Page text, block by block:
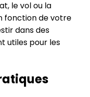
le vol ou la
fonction de votre
dans des
utiles pour les